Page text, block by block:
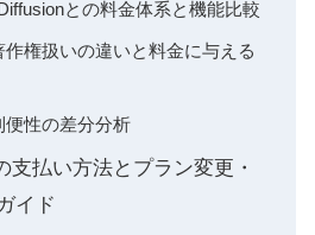
との料金体系と機能比較
権扱いの違いと料金に与える
便性の差分分析
支払い方法とプラン変更・
イド